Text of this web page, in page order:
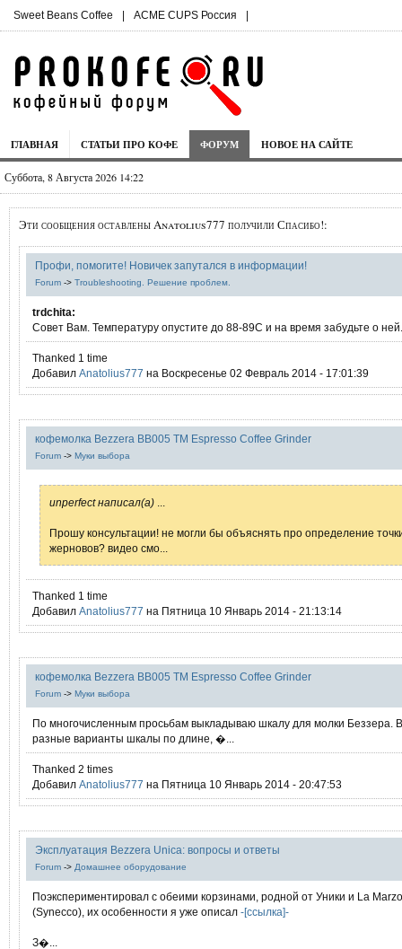
Sweet Beans Coffee | ACME CUPS Россия |
ГЛАВНАЯ СТАТЬИ ПРО КОФЕ ФОРУМ НОВОЕ НА САЙТЕ
Суббота, 8 Августа 2026 14:22
Эти сообщения оставлены Anatolius777 получили Спасибо!:
Профи, помогите! Новичек запутался в информации!
Forum -> Troubleshooting. Решение проблем.
trdchita:
Совет Вам. Температуру опустите до 88-89С и на время забудьте о ней.
Thanked 1 time
Добавил Anatolius777 на Воскресенье 02 Февраль 2014 - 17:01:39
кофемолка Bezzera BB005 TM Espresso Coffee Grinder
Forum -> Муки выбора
unperfect написал(а)
Прошу консультации! не могли бы объяснять про определение
жерновов? видео смо...
Thanked 1 time
Добавил Anatolius777 на Пятница 10 Январь 2014 - 21:13:14
кофемолка Bezzera BB005 TM Espresso Coffee Grinder
Forum -> Муки выбора
По многочисленным просьбам выкладываю шкалу для молки Беззера.
разные варианты шкалы по длине, �...
Thanked 2 times
Добавил Anatolius777 на Пятница 10 Январь 2014 - 20:47:53
Эксплуатация Bezzera Unica: вопросы и ответы
Forum -> Домашнее оборудование
Поэкспериментировал с обеими корзинами, родной от Уники и La
(Synecco), их особенности я уже описал -[ссылка]-
З�...